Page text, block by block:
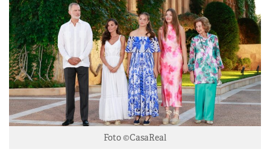
Foto ©CasaReal